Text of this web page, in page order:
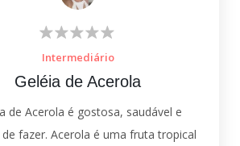
Intermediário
Geléia de Acerola
de Acerola é gostosa, saudável e
de fazer. Acerola é uma fruta tropical